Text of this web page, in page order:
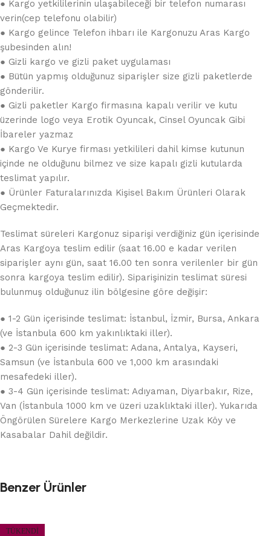
● Kargo yetkililerinin ulaşabileceği bir telefon numarası
verin(cep telefonu olabilir)
● Kargo gelince Telefon ihbarı ile Kargonuzu Aras Kargo
şubesinden alın!
● Gizli kargo ve gizli paket uygulaması
● Bütün yapmış olduğunuz siparişler size gizli paketlerde
gönderilir.
● Gizli paketler Kargo firmasına kapalı verilir ve kutu
üzerinde logo veya Erotik Oyuncak, Cinsel Oyuncak Gibi
İbareler yazmaz
● Kargo Ve Kurye firması yetkilileri dahil kimse kutunun
içinde ne olduğunu bilmez ve size kapalı gizli kutularda
teslimat yapılır.
● Ürünler Faturalarınızda Kişisel Bakım Ürünleri Olarak
Geçmektedir.
Teslimat süreleri Kargonuz siparişi verdiğiniz gün içerisinde
Aras Kargoya teslim edilir (saat 16.00 e kadar verilen
siparişler aynı gün, saat 16.00 ten sonra verilenler bir gün
sonra kargoya teslim edilir). Siparişinizin teslimat süresi
bulunmuş olduğunuz ilin bölgesine göre değişir:
● 1-2 Gün içerisinde teslimat: İstanbul, İzmir, Bursa, Ankara
(ve İstanbula 600 km yakınlıktaki iller).
● 2-3 Gün içerisinde teslimat: Adana, Antalya, Kayseri,
Samsun (ve İstanbula 600 ve 1,000 km arasındaki
mesafedeki iller).
● 3-4 Gün içerisinde teslimat: Adıyaman, Diyarbakır, Rize,
Van (İstanbula 1000 km ve üzeri uzaklıktaki iller). Yukarıda
Öngörülen Sürelere Kargo Merkezlerine Uzak Köy ve
Kasabalar Dahil değildir.
Benzer Ürünler
TÜKENDI